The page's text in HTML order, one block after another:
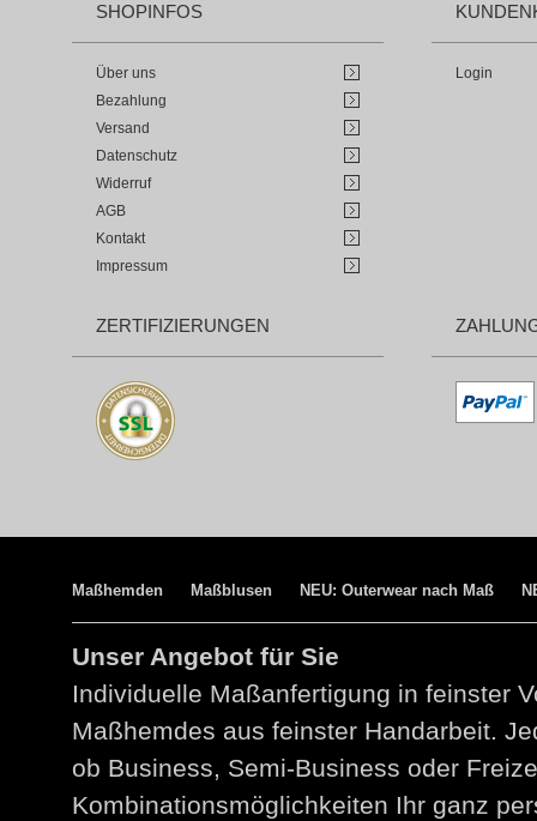
SHOPINFOS
Über uns
Bezahlung
Versand
Datenschutz
Widerruf
AGB
Kontakt
Impressum
Login
ZERTIFIZIERUNGEN
Maßhemden Maßblusen NEU: Outerwear nach Maß
Unser Angebot für Sie
Individuelle Maßanfertigung in feinster
Maßhemdes aus feinster Handarbeit.
ob Business, Semi-Business oder
Kombinationsmöglichkeiten Ihr ganz